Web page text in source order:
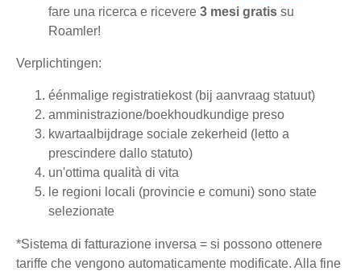
fare una ricerca e ricevere 3 mesi gratis su
Roamler!
Verplichtingen:
éénmalige registratiekost (bij aanvraag statuut)
amministrazione/boekhoudkundige preso
kwartaalbijdrage sociale zekerheid (letto a
prescindere dallo statuto)
un'ottima qualità di vita
le regioni locali (provincie e comuni) sono state
selezionate
*Sistema di fatturazione inversa = si possono ottenere
tariffe che vengono automaticamente modificate. Alla fine